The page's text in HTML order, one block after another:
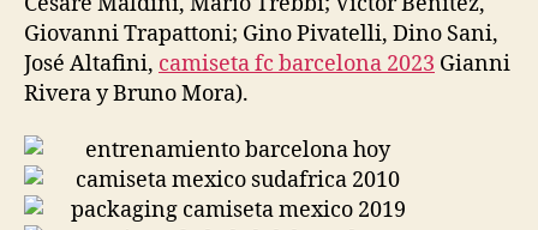
Giovanni Trapattoni; Gino Pivatelli, Dino Sani,
José Altafini, camiseta fc barcelona 2023 Gianni
Rivera y Bruno Mora).